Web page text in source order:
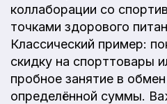
коллаборации со
точками здорового
Классический пример:
скидку на спорттовары
пробное занятие в
определённой суммы.